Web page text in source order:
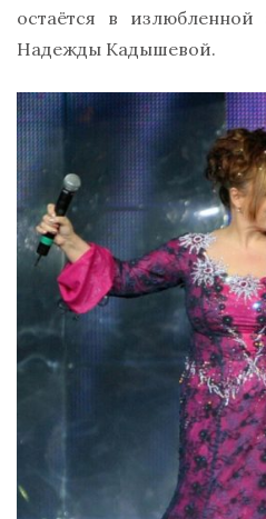
остаётся в излюбленной
Надежды Кадышевой.